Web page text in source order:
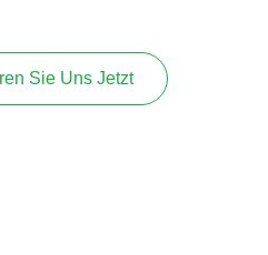
Sie Uns Jetzt